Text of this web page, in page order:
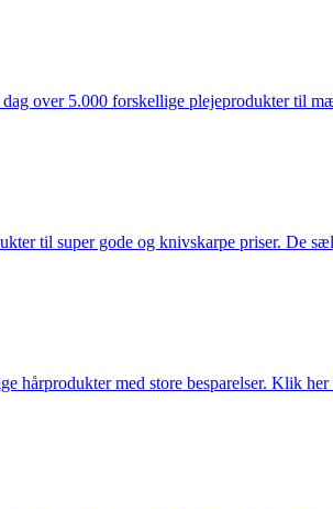
over 5.000 forskellige plejeprodukter til
til super gode og knivskarpe priser. De
hårprodukter med store besparelser. Klik her